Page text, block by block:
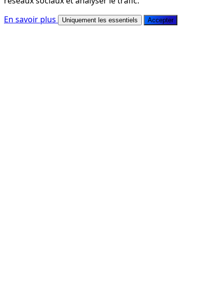
En savoir plus
Uniquement les essentiels Accepter